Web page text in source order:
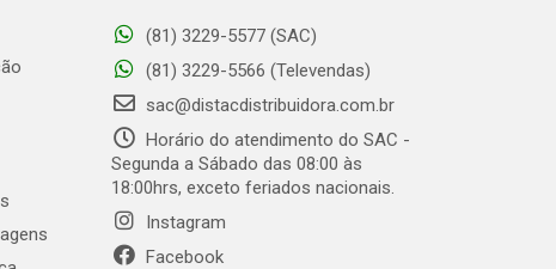
(81) 3229-5577 (SAC)
(81) 3229-5566 (Televendas)
sac@distacdistribuidora.com.br
Horário do atendimento do SAC -
Segunda a Sábado das 08:00 às
18:00hrs, exceto feriados nacionais.
Instagram
Facebook